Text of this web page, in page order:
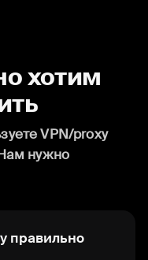
хотим
VPN/proxy
нужно
правильно